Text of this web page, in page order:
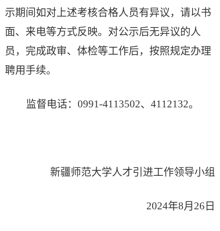
示期间如对上述考核合格人员有异议，请以书
面、来电等方式反映。对公示后无异议的人
员，完成政审、体检等工作后，按照规定办理
聘用手续。
监督电话： 0991-4113502、 4112132。
新疆师范大学人才引进工作领导小组
2024年8月 26 日